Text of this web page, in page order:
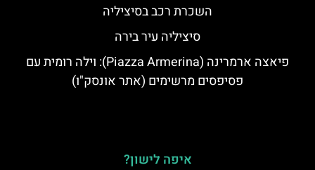
השכרת רכב בסיציליה
סיציליה עיר בירה
פיאצה ארמרינה (Piazza Armerina): וילה רומית עם
פסיפסים מרשימים (אתר אונסק"ו)
איפה לישון?